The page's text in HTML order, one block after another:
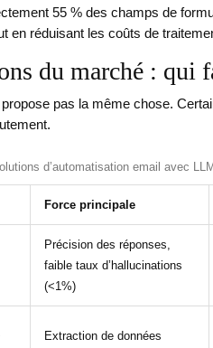
55 % des champs de
en réduisant les coûts de
du marché : qui
pas la même chose.
d’automatisation email avec LLM
Force principale
Précision des réponses,
faible taux d’hallucinations
(<1%)
Extraction de données